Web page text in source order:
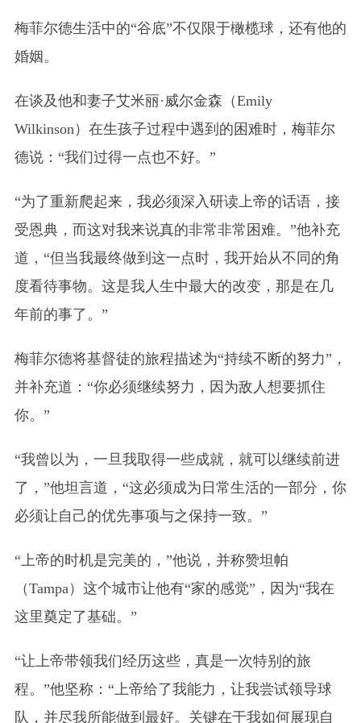
梅菲尔德生活中的“谷底”不仅限于橄榄球，还有他的
婚姻。
在谈及他和妻子艾米丽·威尔金森（Emily
Wilkinson）在生孩子过程中遇到的困难时，梅菲尔
德说：“我们过得一点也不好。”
“为了重新爬起来，我必须深入研读上帝的话语，接
受恩典，而这对我来说真的非常非常困难。”他补充
道，“但当我最终做到这一点时，我开始从不同的角
度看待事物。这是我人生中最大的改变，那是在几
年前的事了。”
梅菲尔德将基督徒的旅程描述为“持续不断的努力”，
并补充道：“你必须继续努力，因为敌人想要抓住
你。”
“我曾以为，一旦我取得一些成就，就可以继续前进
了，”他坦言道，“这必须成为日常生活的一部分，你
必须让自己的优先事项与之保持一致。”
“上帝的时机是完美的，”他说，并称赞坦帕
（Tampa）这个城市让他有“家的感觉”，因为“我在
这里奠定了基础。”
“让上帝带领我们经历这些，真是一次特别的旅
程。”他坚称：“上帝给了我能力，让我尝试领导球
队，并尽我所能做到最好。关键在于我如何展现自